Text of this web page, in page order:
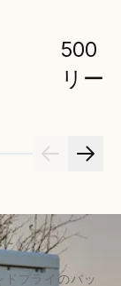
500
リー
プライのバッ